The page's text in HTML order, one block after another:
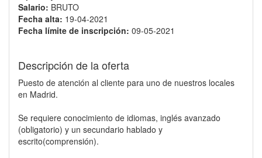
Salario: BRUTO
Fecha alta: 19-04-2021
Fecha límite de inscripción: 09-05-2021
Descripción de la oferta
Puesto de atención al cliente para uno de nuestros locales
en Madrid.
Se requiere conocimiento de idiomas, inglés avanzado
(obligatorio) y un secundario hablado y
escrito(comprensión).